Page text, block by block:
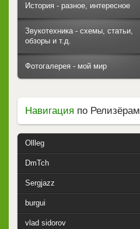
История - разное, интересное
Звукотехника - схемы, статьи,
обзоры и т.д.
Фотогалерея - мой мир
Навигация по Релизёрам
Ollleg
DmTch
Sergjazz
burgui
vlad sidorov